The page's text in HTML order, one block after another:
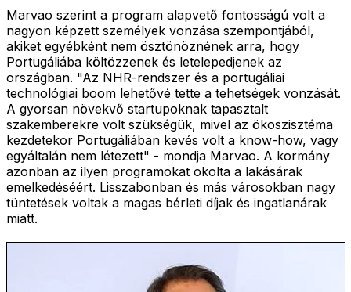
Marvao szerint a program alapvető fontosságú volt a
nagyon képzett személyek vonzása szempontjából,
akiket egyébként nem ösztönöznének arra, hogy
Portugáliába költözzenek és letelepedjenek az
országban. "Az NHR-rendszer és a portugáliai
technológiai boom lehetővé tette a tehetségek vonzását.
A gyorsan növekvő startupoknak tapasztalt
szakemberekre volt szükségük, mivel az ökoszisztéma
kezdetekor Portugáliában kevés volt a know-how, vagy
egyáltalán nem létezett" - mondja Marvao. A kormány
azonban az ilyen programokat okolta a lakásárak
emelkedéséért. Lisszabonban és más városokban nagy
tüntetések voltak a magas bérleti díjak és ingatlanárak
miatt.